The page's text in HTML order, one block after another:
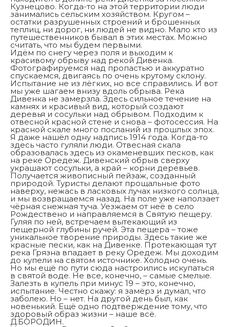
Кузнецово. Когда-то на этой территории люди
занимались сельским хозяйством. Кругом –
остатки разрушенных строений и брошенных
теплиц, ни дорог, ни людей не видно. Мало кто из
путешественников бывал в этих местах. Можно
считать, что мы будем первыми.
Идём по снегу через поля и выходим к
красивому обрыву над рекой Дивенка.
Фотографируемся над пропастью и аккуратно
спускаемся, двигаясь по очень крутому склону.
Испытание не из лёгких, но все справились. И вот
мы уже шагаем внизу вдоль обрыва. Река
Дивенка не замерзла. Здесь сильное течение на
камнях и красивый вид, который создают
деревья и сосульки над обрывом. Подходим к
отвесной красной стене и снова – фотосессия. На
красной скале много посланий из прошлых эпох.
Я даже нашёл одну надпись 1914 года. Когда-то
здесь часто гуляли люди. Отвесная скала
образовалась здесь из окаменевших песков, как
на реке Оредеж. Дивенский обрыв сверху
украшают сосульки, а край – корни деревьев.
Получается живописный пейзаж, созданный
природой. Туристы делают прощальные фото
наверху, нежась в ласковых лучах низкого солнца,
и мы возвращаемся назад. На поле уже наползает
чёрная снежная туча. Уезжаем от неё в село
Рождествено и направляемся в Святую пещеру.
Гуляя по ней, встречаем вытекающий из
пещерной глубины ручей. Эта пещера – тоже
уникальное творение природы. Здесь такие же
красные пески, как на Дивенке. Протекающая тут
река Грязна впадает в реку Оредеж. Мы доходим
до купели на святом источнике. Холодно очень.
Но мы ещё по пути сюда настроились искупаться
в святой воде. Не все, конечно, – самые смелые.
Залезть в купель при минус 19 – это, конечно,
испытание. Честно скажу: я замёрз и думал, что
заболею. Но – нет. На другой день был, как
новенький. Ещё одно подтверждение тому, что
здоровый образ жизни – наше всё.
Д.БОРОДИН.